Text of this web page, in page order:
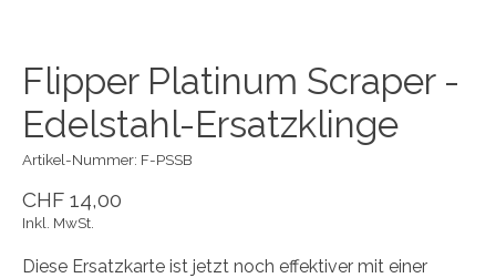
Flipper Platinum Scraper -
Edelstahl-Ersatzklinge
Artikel-Nummer: F-PSSB
CHF 14,00
Inkl. MwSt.
Diese Ersatzkarte ist jetzt noch effektiver mit einer